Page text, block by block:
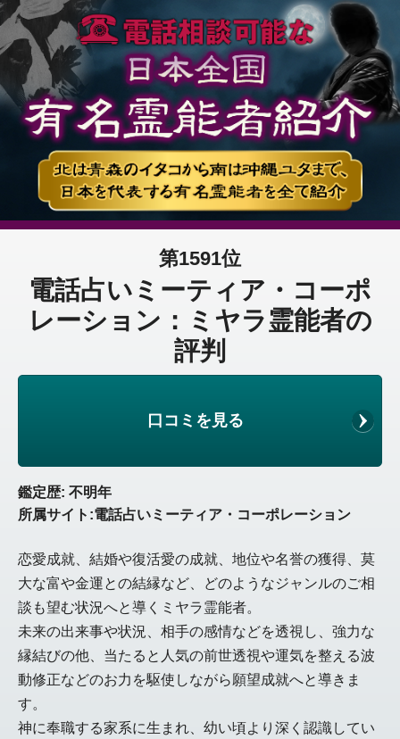
第1591位
電話占いミーティア・コーポ
レーション：ミヤラ霊能者の
評判
口コミを見る
鑑定歴: 不明年
所属サイト:電話占いミーティア・コーポレーション
恋愛成就、結婚や復活愛の成就、地位や名誉の獲得、莫
大な富や金運との結縁など、どのようなジャンルのご相
談も望む状況へと導くミヤラ霊能者。
未来の出来事や状況、相手の感情などを透視し、強力な
縁結びの他、当たると人気の前世透視や運気を整える波
動修正などのお力を駆使しながら願望成就へと導きま
す。
神に奉職する家系に生まれ、幼い頃より深く認識してい